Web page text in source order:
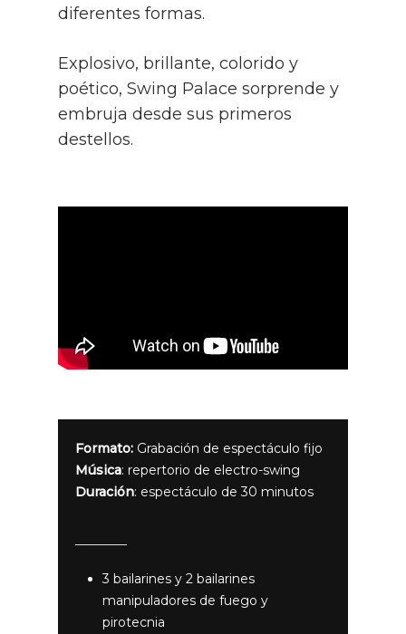
diferentes formas.
Explosivo, brillante, colorido y
poético, Swing Palace sorprende y
embruja desde sus primeros
destellos.
Formato: Grabación de espectáculo fijo
Música: repertorio de electro-swing
Duración: espectáculo de 30 minutos
3 bailarines y 2 bailarines
manipuladores de fuego y
pirotecnia